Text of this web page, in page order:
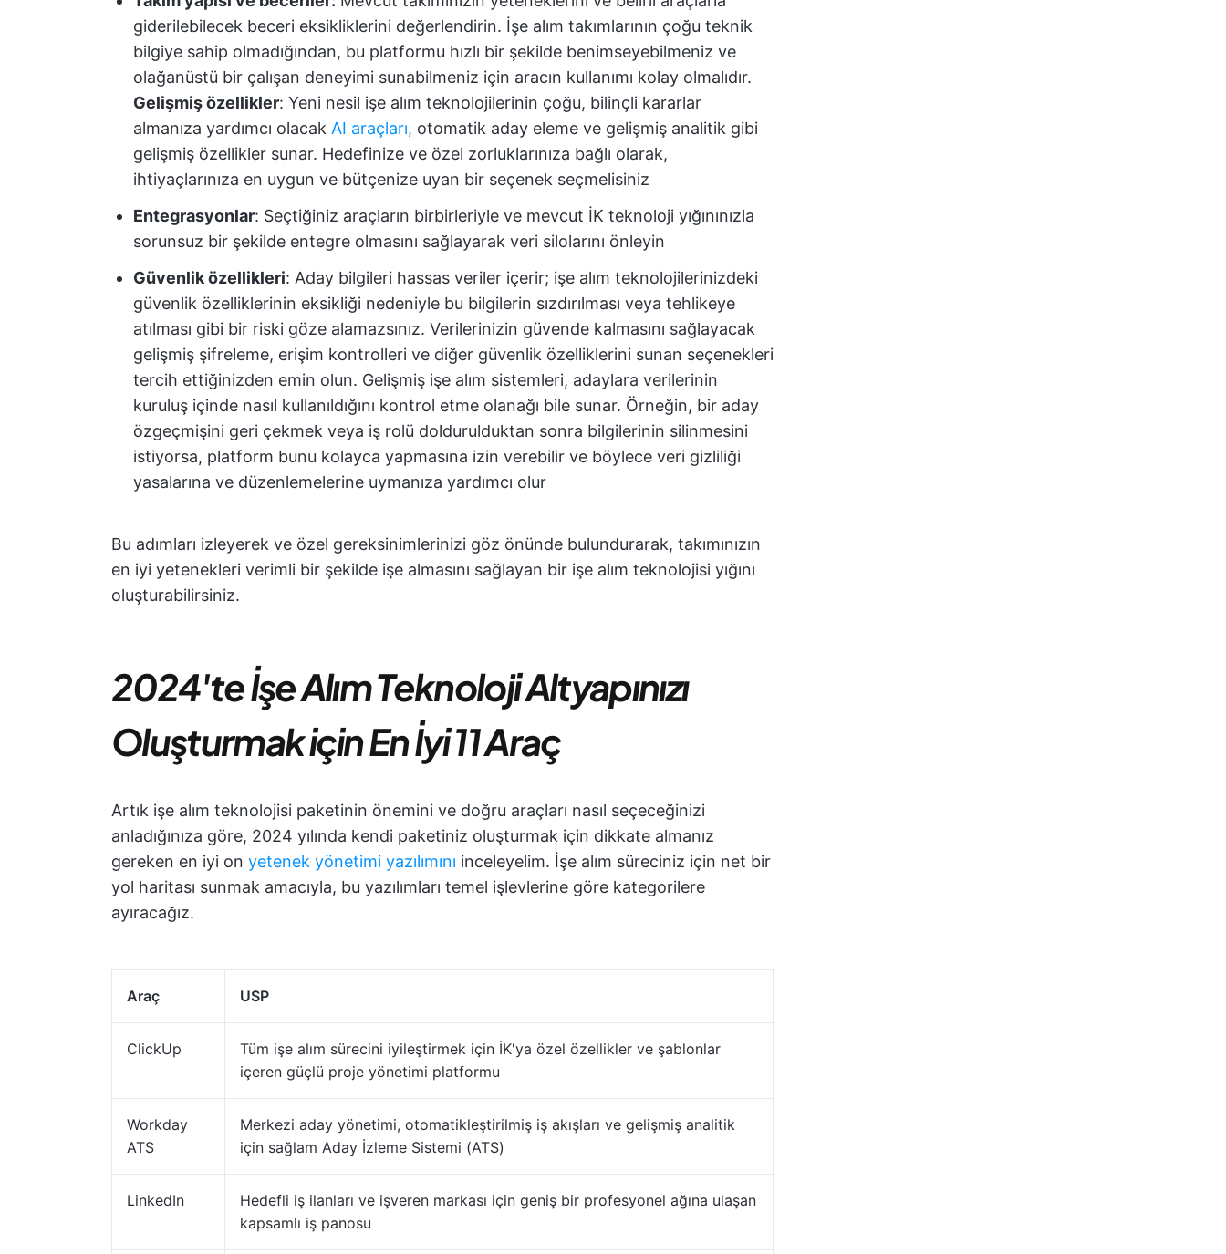
giderilebilecek beceri eksikliklerini değerlendirin. İşe alım takımlarının çoğu teknik
bilgiye sahip olmadığından, bu platformu hızlı bir şekilde benimseyebilmeniz ve
olağanüstü bir çalışan deneyimi sunabilmeniz için aracın kullanımı kolay olmalıdır.
Gelişmiş özellikler: Yeni nesil işe alım teknolojilerinin çoğu, bilinçli kararlar
almanıza yardımcı olacak AI araçları, otomatik aday eleme ve gelişmiş analitik gibi
gelişmiş özellikler sunar. Hedefinize ve özel zorluklarınıza bağlı olarak,
ihtiyaçlarınıza en uygun ve bütçenize uyan bir seçenek seçmelisiniz
Entegrasyonlar: Seçtiğiniz araçların birbirleriyle ve mevcut İK teknoloji yığınınızla
sorunsuz bir şekilde entegre olmasını sağlayarak veri silolarını önleyin
Güvenlik özellikleri: Aday bilgileri hassas veriler içerir; işe alım teknolojilerinizdeki
güvenlik özelliklerinin eksikliği nedeniyle bu bilgilerin sızdırılması veya tehlikeye
atılması gibi bir riski göze alamazsınız. Verilerinizin güvende kalmasını sağlayacak
gelişmiş şifreleme, erişim kontrolleri ve diğer güvenlik özelliklerini sunan seçenekleri
tercih ettiğinizden emin olun. Gelişmiş işe alım sistemleri, adaylara verilerinin
kuruluş içinde nasıl kullanıldığını kontrol etme olanağı bile sunar. Örneğin, bir aday
özgeçmişini geri çekmek veya iş rolü doldurulduktan sonra bilgilerinin silinmesini
istiyorsa, platform bunu kolayca yapmasına izin verebilir ve böylece veri gizliliği
yasalarına ve düzenlemelerine uymanıza yardımcı olur
Bu adımları izleyerek ve özel gereksinimlerinizi göz önünde bulundurarak, takımınızın
en iyi yetenekleri verimli bir şekilde işe almasını sağlayan bir işe alım teknolojisi yığını
oluşturabilirsiniz.
2024'te İşe Alım Teknoloji Altyapınızı
Oluşturmak için En İyi 11 Araç
Artık işe alım teknolojisi paketinin önemini ve doğru araçları nasıl seçeceğinizi
anladığınıza göre, 2024 yılında kendi paketiniz oluşturmak için dikkate almanız
gereken en iyi on yetenek yönetimi yazılımını inceleyelim. İşe alım süreciniz için net bir
yol haritası sunmak amacıyla, bu yazılımları temel işlevlerine göre kategorilere
ayıracağız.
Araç USP
ClickUp
Tüm işe alım sürecini iyileştirmek için İK'ya özel özellikler ve şablonlar
içeren güçlü proje yönetimi platformu
Workday
ATS
Merkezi aday yönetimi, otomatikleştirilmiş iş akışları ve gelişmiş analitik
için sağlam Aday İzleme Sistemi (ATS)
LinkedIn
Hedefli iş ilanları ve işveren markası için geniş bir profesyonel ağına ulaşan
kapsamlı iş panosu